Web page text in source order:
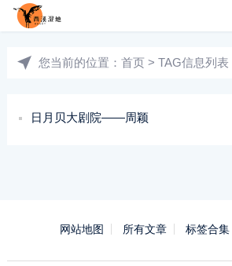
您当前的位置： 首页 > TAG信息列表
日月贝大剧院——周颖
网站地图 所有文章 标签合集